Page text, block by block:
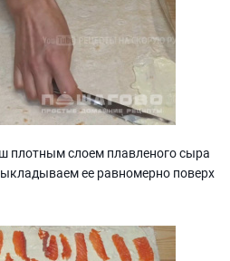
плотным слоем плавленого сыра
ее равномерно поверх